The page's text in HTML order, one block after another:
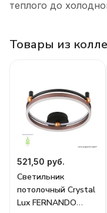
теплого до
Товары из
521,50 руб.
Светильник
потолочный Crystal
Lux FERNANDO